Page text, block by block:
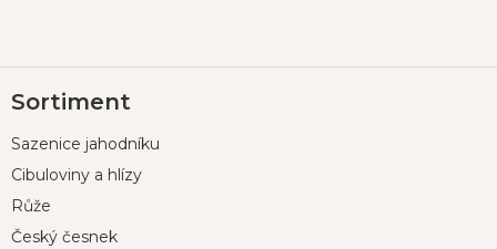
á
a
Sortiment
Sazenice jahodníku
Cibuloviny a hlízy
Růže
Český česnek